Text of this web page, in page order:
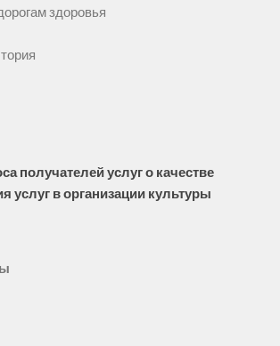
здоровья
получателей услуг о качестве
услуг в организации культуры